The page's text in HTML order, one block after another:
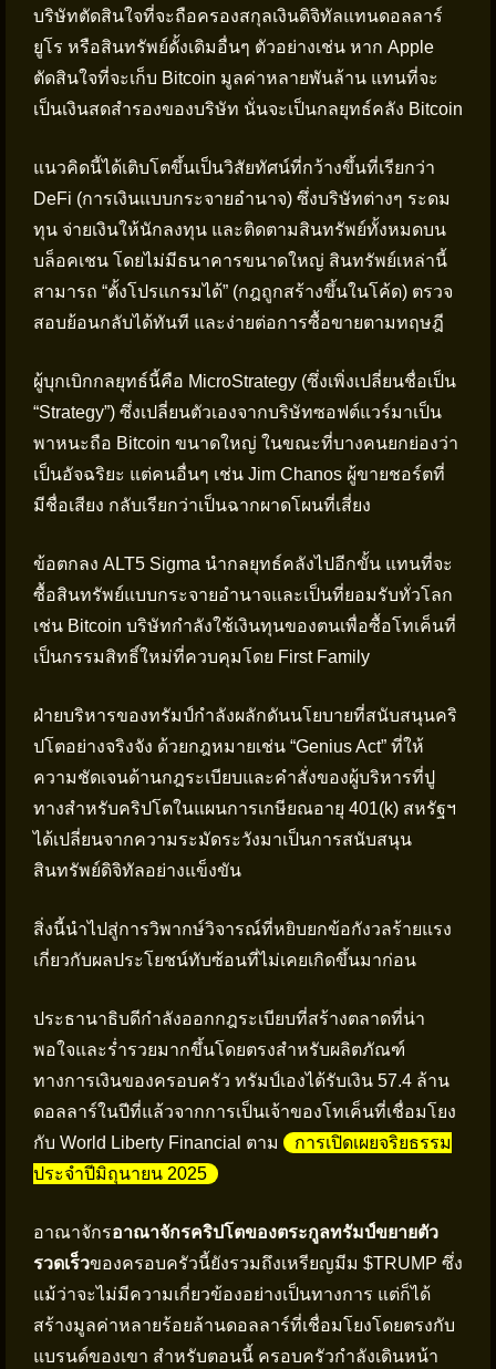
บริษัทตัดสินใจที่จะถือครองสกุลเงินดิจิทัลแทนดอลลาร์
ยูโร หรือสินทรัพย์ดั้งเดิมอื่นๆ ตัวอย่างเช่น หาก Apple
ตัดสินใจที่จะเก็บ Bitcoin มูลค่าหลายพันล้าน แทนที่จะ
เป็นเงินสดสำรองของบริษัท นั่นจะเป็นกลยุทธ์คลัง Bitcoin
แนวคิดนี้ได้เติบโตขึ้นเป็นวิสัยทัศน์ที่กว้างขึ้นที่เรียกว่า
DeFi (การเงินแบบกระจายอำนาจ) ซึ่งบริษัทต่างๆ ระดม
ทุน จ่ายเงินให้นักลงทุน และติดตามสินทรัพย์ทั้งหมดบน
บล็อคเชน โดยไม่มีธนาคารขนาดใหญ่ สินทรัพย์เหล่านี้
สามารถ “ตั้งโปรแกรมได้” (กฎถูกสร้างขึ้นในโค้ด) ตรวจ
สอบย้อนกลับได้ทันที และง่ายต่อการซื้อขายตามทฤษฎี
ผู้บุกเบิกกลยุทธ์นี้คือ MicroStrategy (ซึ่งเพิ่งเปลี่ยนชื่อเป็น
“Strategy”) ซึ่งเปลี่ยนตัวเองจากบริษัทซอฟต์แวร์มาเป็น
พาหนะถือ Bitcoin ขนาดใหญ่ ในขณะที่บางคนยกย่องว่า
เป็นอัจฉริยะ แต่คนอื่นๆ เช่น Jim Chanos ผู้ขายชอร์ตที่
มีชื่อเสียง กลับเรียกว่าเป็นฉากผาดโผนที่เสี่ยง
ข้อตกลง ALT5 Sigma นำกลยุทธ์คลังไปอีกขั้น แทนที่จะ
ซื้อสินทรัพย์แบบกระจายอำนาจและเป็นที่ยอมรับทั่วโลก
เช่น Bitcoin บริษัทกำลังใช้เงินทุนของตนเพื่อซื้อโทเค็นที่
เป็นกรรมสิทธิ์ใหม่ที่ควบคุมโดย First Family
ฝ่ายบริหารของทรัมป์กำลังผลักดันนโยบายที่สนับสนุนคริ
ปโตอย่างจริงจัง ด้วยกฎหมายเช่น “Genius Act” ที่ให้
ความชัดเจนด้านกฎระเบียบและคำสั่งของผู้บริหารที่ปู
ทางสำหรับคริปโตในแผนการเกษียณอายุ 401(k) สหรัฐฯ
ได้เปลี่ยนจากความระมัดระวังมาเป็นการสนับสนุน
สินทรัพย์ดิจิทัลอย่างแข็งขัน
สิ่งนี้นำไปสู่การวิพากษ์วิจารณ์ที่หยิบยกข้อกังวลร้ายแรง
เกี่ยวกับผลประโยชน์ทับซ้อนที่ไม่เคยเกิดขึ้นมาก่อน
ประธานาธิบดีกำลังออกกฎระเบียบที่สร้างตลาดที่น่า
พอใจและร่ำรวยมากขึ้นโดยตรงสำหรับผลิตภัณฑ์
ทางการเงินของครอบครัว ทรัมป์เองได้รับเงิน 57.4 ล้าน
ดอลลาร์ในปีที่แล้วจากการเป็นเจ้าของโทเค็นที่เชื่อมโยง
กับ World Liberty Financial ตาม
การเปิดเผยจริยธรรม
ประจำปีมิถุนายน 2025
อาณาจักรอาณาจักรคริปโตของตระกูลทรัมป์ขยายตัว
รวดเร็วของครอบครัวนี้ยังรวมถึงเหรียญมีม $TRUMP ซึ่ง
แม้ว่าจะไม่มีความเกี่ยวข้องอย่างเป็นทางการ แต่ก็ได้
สร้างมูลค่าหลายร้อยล้านดอลลาร์ที่เชื่อมโยงโดยตรงกับ
แบรนด์ของเขา สำหรับตอนนี้ ครอบครัวกำลังเดินหน้า